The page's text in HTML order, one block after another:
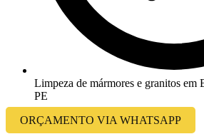
Limpeza de mármores e granitos em
PE
ORÇAMENTO VIA WHATSAPP